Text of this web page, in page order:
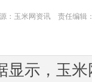
：玉米网资讯 责任编辑
显示，玉